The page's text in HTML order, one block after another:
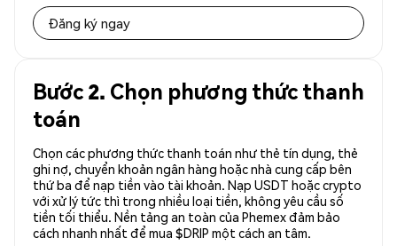
Đăng ký ngay
Bước 2. Chọn phương thức thanh
toán
Chọn các phương thức thanh toán như thẻ tín dụng, thẻ
ghi nợ, chuyển khoản ngân hàng hoặc nhà cung cấp bên
thứ ba để nạp tiền vào tài khoản. Nạp USDT hoặc crypto
với xử lý tức thì trong nhiều loại tiền, không yêu cầu số
tiền tối thiểu. Nền tảng an toàn của Phemex đảm bảo
cách nhanh nhất để mua $DRIP một cách an tâm.